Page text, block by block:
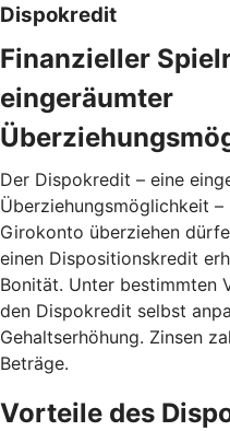
Dispokredit
Finanzieller
eingeräumter
Der Dispokredit – eine
Überziehungsmöglichkeit
Girokonto überziehen
einen Dispositionskredit
Bonität. Unter bestimmten
den Dispokredit selbst
Gehaltserhöhung. Zinsen
Beträge.
Vorteile des